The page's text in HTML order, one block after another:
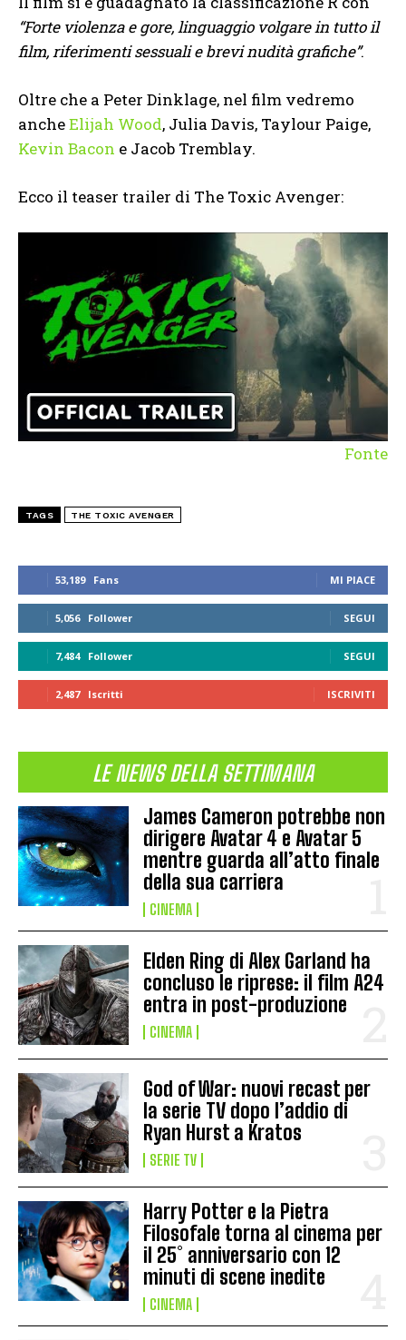
53,189 Fans MI PIACE
5,056 Follower SEGUI
7,484 Follower SEGUI
2,487 Iscritti ISCRIVITI
LE NEWS DELLA SETTIMANA
James Cameron potrebbe non
dirigere Avatar 4 e Avatar 5
mentre guarda all’atto finale
della sua carriera
CINEMA
Elden Ring di Alex Garland ha
concluso le riprese: il film A24
entra in post-produzione
CINEMA
God of War: nuovi recast per
la serie TV dopo l’addio di
Ryan Hurst a Kratos
SERIE TV
Harry Potter e la Pietra
Filosofale torna al cinema per
il 25° anniversario con 12
minuti di scene inedite
CINEMA
“Forte violenza e gore, linguaggio volgare in tutto il
film, riferimenti sessuali e brevi nudità grafiche”.
Oltre che a Peter Dinklage, nel film vedremo
ancheElijah Wood, Julia Davis, Taylour Paige,
Kevin Bacon e Jacob Tremblay.
Ecco il teaser trailer di The Toxic Avenger:
Fonte
TAGS THE TOXIC AVENGER